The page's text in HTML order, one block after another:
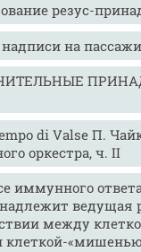
резус-
на
di Valse П.
оркестра, ч. II
иммунного
ведущая
между
клеткой-